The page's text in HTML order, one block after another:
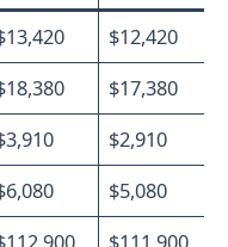
$12,420
$17,380
$2,910
$5,080